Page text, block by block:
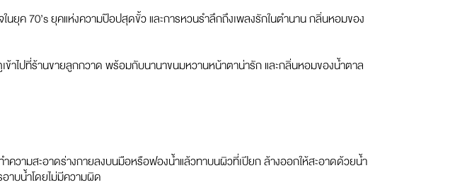
นยุค70’sยุคแห่งความป๊อปสุดขั้ว และการหวนรำลึกถึงเพลงรักในตำนาน กลิ่นหอมของ
าไปที่ร้านขายลูกกวาด พร้อมกับนานาขนมหวานหน้าตาน่ารัก และกลิ่นหอมของน้ำตาล
วามสะอาดร่างกายลงบนมือหรือฟองน้ำแล้วทาบนผิวที่เปียก ล้างออกให้สะอาดด้วยน้ำ
าบน้ำโดยไม่มีความผิด